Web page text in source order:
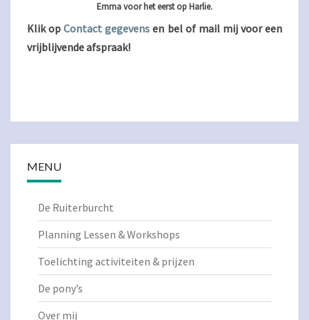
Emma voor het eerst op Harlie.
Klik opContact gegevens en bel of mail mij voor een
vrijblijvende afspraak!
MENU
De Ruiterburcht
Planning Lessen & Workshops
Toelichting activiteiten & prijzen
De pony’s
Over mij